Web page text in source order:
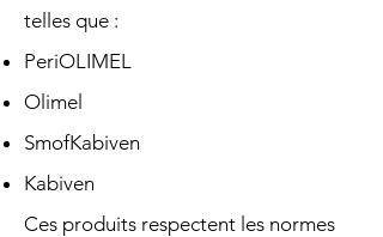
telles que :
PeriOLIMEL
Olimel
SmofKabiven
Kabiven
Ces produits respectent les normes